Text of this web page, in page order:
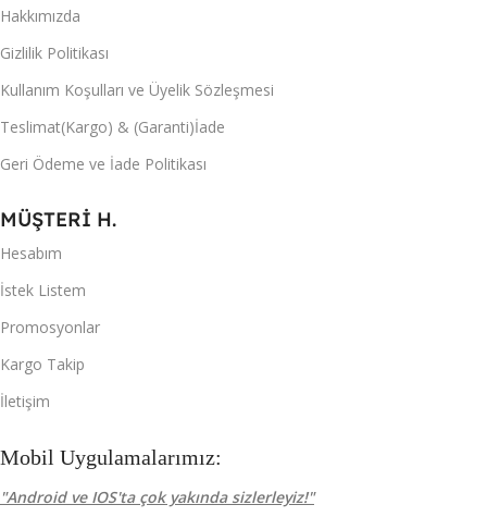
Hakkımızda
Gizlilik Politikası
Kullanım Koşulları ve Üyelik Sözleşmesi
Teslimat(Kargo) & (Garanti)İade
Geri Ödeme ve İade Politikası
MÜŞTERİ H.
Hesabım
İstek Listem
Promosyonlar
Kargo Takip
İletişim
Mobil Uygulamalarımız:
"Android ve IOS'ta çok yakında sizlerleyiz!"